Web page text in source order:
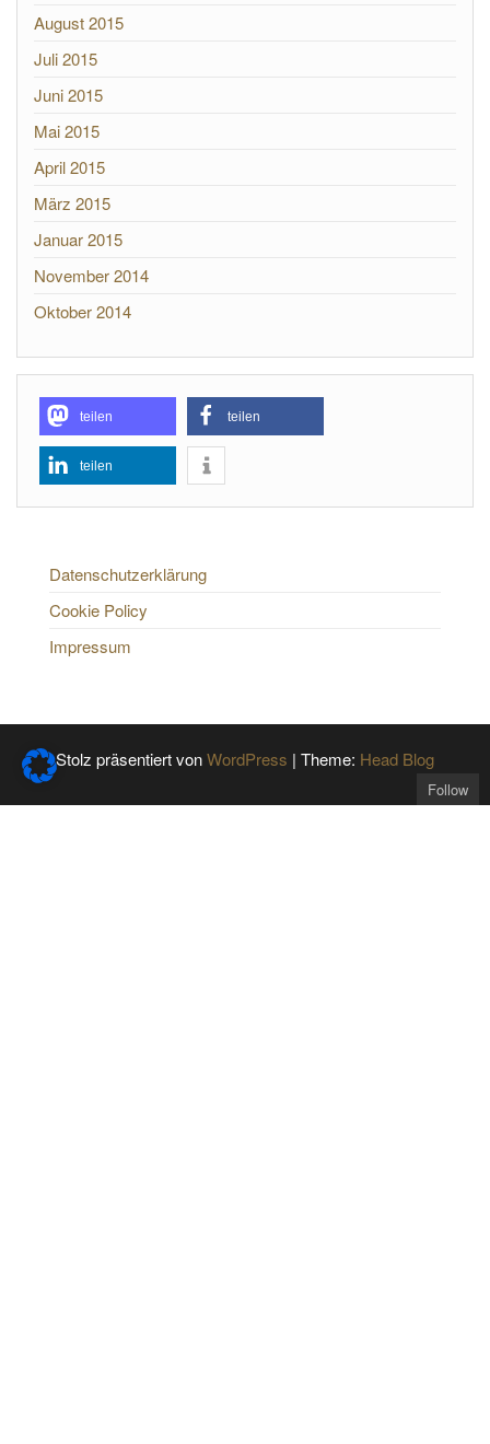
August 2015
Juli 2015
Juni 2015
Mai 2015
April 2015
März 2015
Januar 2015
November 2014
Oktober 2014
teilen teilen
teilen
Datenschutzerklärung
Cookie Policy
Impressum
Stolz präsentiert vonWordPress | Theme: Head Blog
Follow